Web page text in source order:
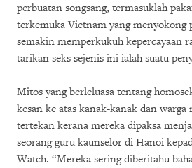
perbuatan songsang, termasuklah
terkemuka Vietnam yang menyokong
semakin memperkukuh kepercayaan
tarikan seks sejenis ini ialah suatu
Mitos yang berleluasa tentang
kesan ke atas kanak-kanak dan warga
tertekan kerana mereka dipaksa
seorang guru kaunselor di Hanoi
Watch. “Mereka sering diberitahu